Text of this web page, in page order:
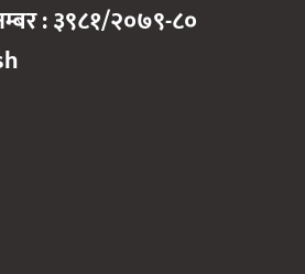
: ३९८१/२०७९-८०